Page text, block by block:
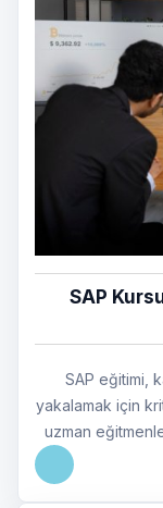
SAP
SAP eğitimi,
yakalamak için
uzman